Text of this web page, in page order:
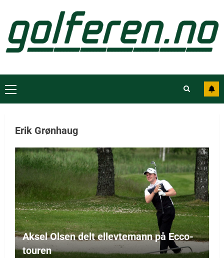
Erik Grønhaug
Aksel Olsen delt ellevtemann på Ecco-
touren